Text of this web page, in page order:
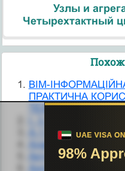
Узлы и
Четырехтактный
BIM-
ПРАКТИЧНА
ТЕХНОЛОГІЇ ВІМ.
А.1 Модель
Адаптивные
Актуальная
Англо -